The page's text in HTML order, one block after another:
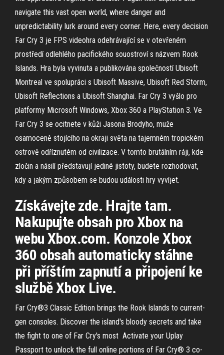
navigate this vast open world, where danger and
unpredictability lurk around every corner. Here, every decision
Far Cry 3 je FPS videohra odehrávající se v otevřeném
prostředí odlehlého pacifického souostroví s názvem Rook
Islands. Hra byla vyvinuta a publikována společností Ubisoft
Montreal ve spolupráci s Ubisoft Massive, Ubisoft Red Storm,
Ubisoft Reflections a Ubisoft Shanghai. Far Cry 3 vyšlo pro
platformy Microsoft Windows, Xbox 360 a PlayStation 3. Ve
Far Cry 3 se ocitnete v kůži Jasona Brodyho, muže
osamoceně stojícího na okraji světa na tajemném tropickém
ostrově odříznutém od civilizace. V tomto brutálním ráji, kde
zločin a násilí představují jediné jistoty, budete rozhodovat,
kdy a jakým způsobem se budou události hry vyvíjet.
Získávejte zde. Hrajte tam.
Nakupujte obsah pro Xbox na
webu Xbox.com. Konzole Xbox
360 obsah automaticky stáhne
při příštím zapnutí a připojení ke
službě Xbox Live.
Far Cry®3 Classic Edition brings the Rook Islands to current-
gen consoles. Discover the island's bloody secrets and take
the fight to one of Far Cry's most Activate your Uplay
Passport to unlock the full online portions of Far Cry® 3 co-